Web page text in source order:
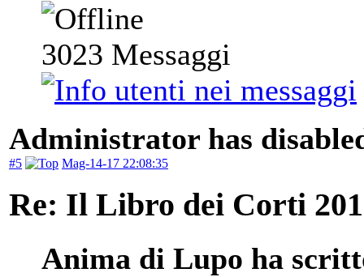
3023 Messaggi
Administrator has
#5 Mag-14-17 22:08:35
Re: Il Libro dei Corti
Anima di Lupo ha